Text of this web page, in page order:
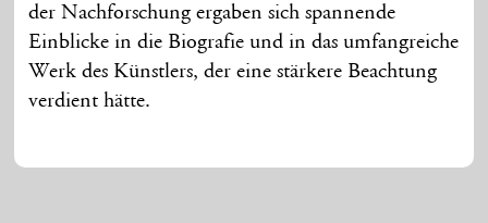
der Nachforschung ergaben sich spannende
Einblicke in die Biografie und in das umfangreiche
Werk des Künstlers, der eine stärkere Beachtung
verdient hätte.